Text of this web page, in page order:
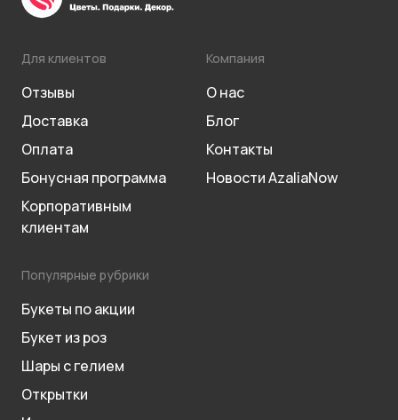
Для клиентов
Отзывы
Доставка
Оплата
Бонусная программа
Корпоративным
клиентам
Компания
О нас
Блог
Контакты
Новости AzaliaNow
Популярные рубрики
Букеты по акции
Букет из роз
Шары с гелием
Открытки